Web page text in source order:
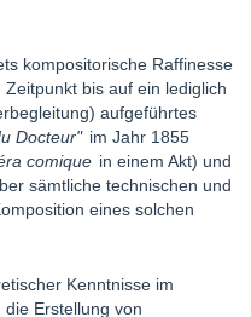
kompositorische Raffinesse
bis auf ein lediglich
aufgeführtes
Docteur" im Jahr 1855
comique in einem Akt) und
sämtliche technischen und
eines solchen
Kenntnisse im
Erstellung von